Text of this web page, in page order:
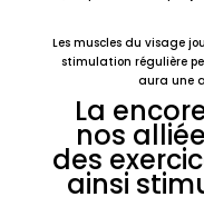
Les muscles du visage
stimulation régulière
aura une
La
nos
des
ainsi